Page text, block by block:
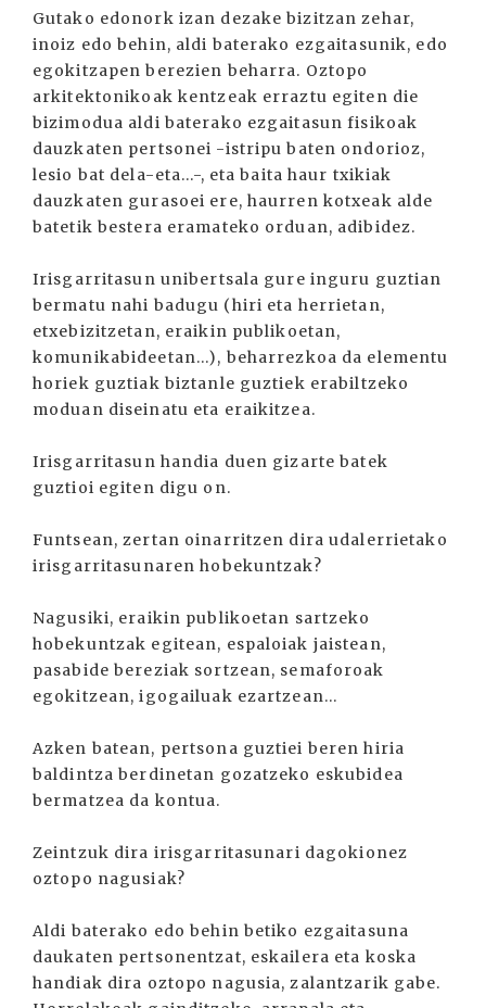
Gutako edonork izan dezake bizitzan zehar,
inoiz edo behin, aldi baterako ezgaitasunik, edo
egokitzapen berezien beharra. Oztopo
arkitektonikoak kentzeak erraztu egiten die
bizimodua aldi baterako ezgaitasun fisikoak
dauzkaten pertsonei -istripu baten ondorioz,
lesio bat dela-eta...-, eta baita haur txikiak
dauzkaten gurasoei ere, haurren kotxeak alde
batetik bestera eramateko orduan, adibidez.
Irisgarritasun unibertsala gure inguru guztian
bermatu nahi badugu (hiri eta herrietan,
etxebizitzetan, eraikin publikoetan,
komunikabideetan...), beharrezkoa da elementu
horiek guztiak biztanle guztiek erabiltzeko
moduan diseinatu eta eraikitzea.
Irisgarritasun handia duen gizarte batek
guztioi egiten digu on.
Funtsean, zertan oinarritzen dira udalerrietako
irisgarritasunaren hobekuntzak?
Nagusiki, eraikin publikoetan sartzeko
hobekuntzak egitean, espaloiak jaistean,
pasabide bereziak sortzean, semaforoak
egokitzean, igogailuak ezartzean...
Azken batean, pertsona guztiei beren hiria
baldintza berdinetan gozatzeko eskubidea
bermatzea da kontua.
Zeintzuk dira irisgarritasunari dagokionez
oztopo nagusiak?
Aldi baterako edo behin betiko ezgaitasuna
daukaten pertsonentzat, eskailera eta koska
handiak dira oztopo nagusia, zalantzarik gabe.